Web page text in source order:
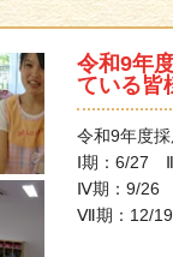
令和9年
ている皆
令和9年度
Ⅰ期：6/27
Ⅳ期：9/26
Ⅶ期：12/19